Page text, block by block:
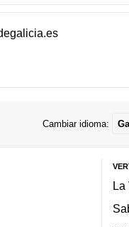
Cambiar idioma:
La